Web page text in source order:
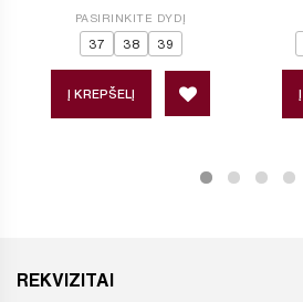
PASIRINKITE DYDĮ
37 38 39
Į KREPŠELĮ
REKVIZITAI